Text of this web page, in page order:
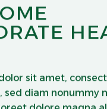
sit amet,
sed diam nonummy